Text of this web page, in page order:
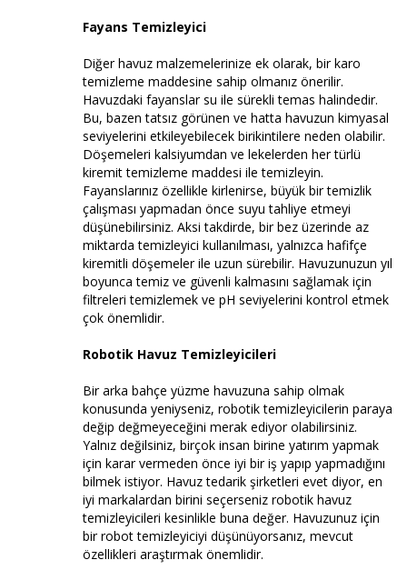
Fayans Temizleyici
Diğer havuz malzemelerinize ek olarak, bir karo
temizleme maddesine sahip olmanız önerilir.
Havuzdaki fayanslar su ile sürekli temas halindedir.
Bu, bazen tatsız görünen ve hatta havuzun kimyasal
seviyelerini etkileyebilecek birikintilere neden olabilir.
Döşemeleri kalsiyumdan ve lekelerden her türlü
kiremit temizleme maddesi ile temizleyin.
Fayanslarınız özellikle kirlenirse, büyük bir temizlik
çalışması yapmadan önce suyu tahliye etmeyi
düşünebilirsiniz. Aksi takdirde, bir bez üzerinde az
miktarda temizleyici kullanılması, yalnızca hafifçe
kiremitli döşemeler ile uzun sürebilir. Havuzunuzun yıl
boyunca temiz ve güvenli kalmasını sağlamak için
filtreleri temizlemek ve pH seviyelerini kontrol etmek
çok önemlidir.
Robotik Havuz Temizleyicileri
Bir arka bahçe yüzme havuzuna sahip olmak
konusunda yeniyseniz, robotik temizleyicilerin paraya
değip değmeyeceğini merak ediyor olabilirsiniz.
Yalnız değilsiniz, birçok insan birine yatırım yapmak
için karar vermeden önce iyi bir iş yapıp yapmadığını
bilmek istiyor. Havuz tedarik şirketleri evet diyor, en
iyi markalardan birini seçerseniz robotik havuz
temizleyicileri kesinlikle buna değer. Havuzunuz için
bir robot temizleyiciyi düşünüyorsanız, mevcut
özellikleri araştırmak önemlidir.